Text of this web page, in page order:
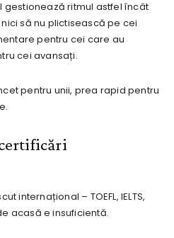
gestionează ritmul astfel încât
să nu plictisească pe cei
pentru cei care au
cei avansați.
pentru unii, prea rapid pentru
internațional – TOEFL, IELTS,
acasă e insuficientă.